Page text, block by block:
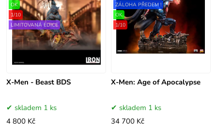
X-Men - Beast BDS
OK
1/10
LIMITOVANÁ EDICE
skladem 1 ks
4 800 Kč
X-Men: Age of Apocalypse
ZÁLOHA PŘEDEM !
OK
1/10
skladem 1 ks
34 700 Kč